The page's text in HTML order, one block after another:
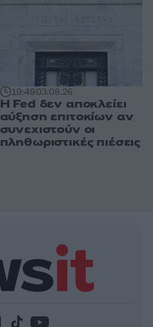
19:4903.08.26
Η Fed δεν αποκλείει
αύξηση επιτοκίων αν
συνεχιστούν οι
πληθωριστικές πιέσεις